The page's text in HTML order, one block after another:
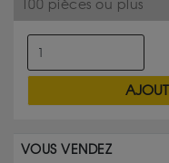
100 pièces ou plus
VOUS VENDEZ